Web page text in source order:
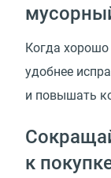
Когда
удобнее
и повышать
к